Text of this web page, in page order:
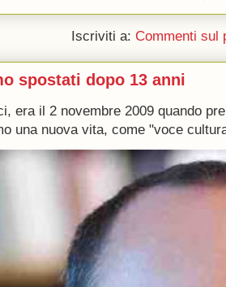
Iscriviti a: Commenti sul
spostati dopo 13 anni
era il 2 novembre 2009 quando
una nuova vita, come "voce